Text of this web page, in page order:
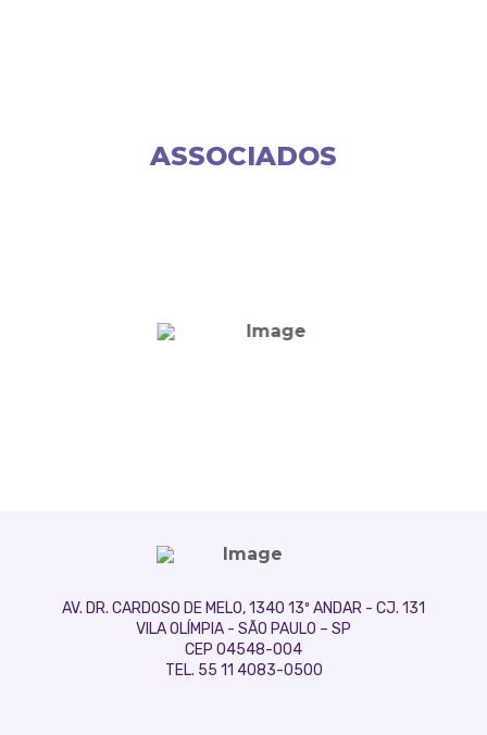
ASSOCIADOS
AV. DR. CARDOSO DE MELO, 1340 13º ANDAR - CJ. 131
VILA OLÍMPIA - SÃO PAULO – SP
CEP 04548-004
TEL. 55 11 4083-0500